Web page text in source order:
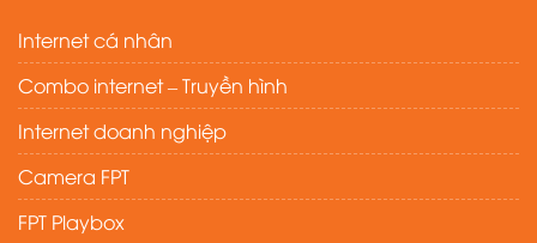
Internet cá nhân
Combo internet – Truyền hình
Internet doanh nghiệp
Camera FPT
FPT Playbox